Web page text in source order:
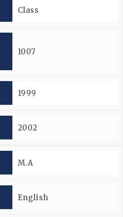
Class
1007
1999
2002
M.A
English